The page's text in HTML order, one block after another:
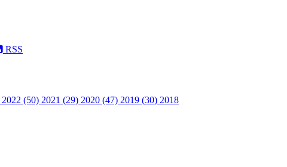
RSS
2022 (50) 2021 (29) 2020 (47) 2019 (30) 2018